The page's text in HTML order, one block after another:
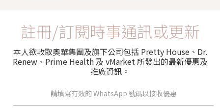
註冊/訂閱時事通訊或更新
本人欲收取奧華集團及旗下公司包括 Pretty House、Dr.
Renew、Prime Health 及 vMarket 所發出的最新優惠及
推廣資訊。